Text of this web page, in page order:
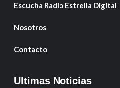
Escucha Radio Estrella Digital
Nosotros
Contacto
Ultimas Noticias